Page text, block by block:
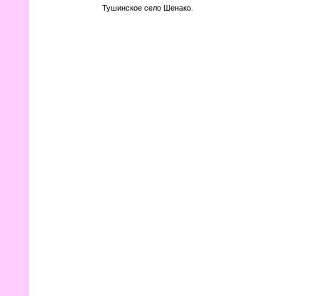
Тушинское село Шенако.